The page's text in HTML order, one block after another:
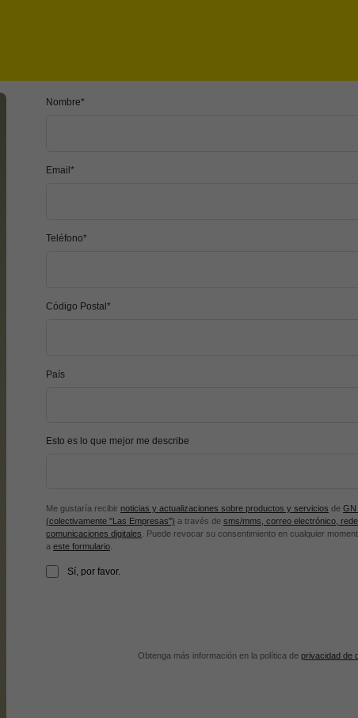
Nombre*
Email*
Teléfono*
Código Postal*
País
Esto es lo que mejor me describe
Me gustaría recibir noticias y actualizaciones sobre productos y servicios de GN
(colectivamente "Las Empresas") a través de sms/mms, correo electrónico,
comunicaciones digitales . Puede revocar su consentimiento en cualquier
a este formulario
Sí, por favor.
Obtenga más información en la política de privacidad de